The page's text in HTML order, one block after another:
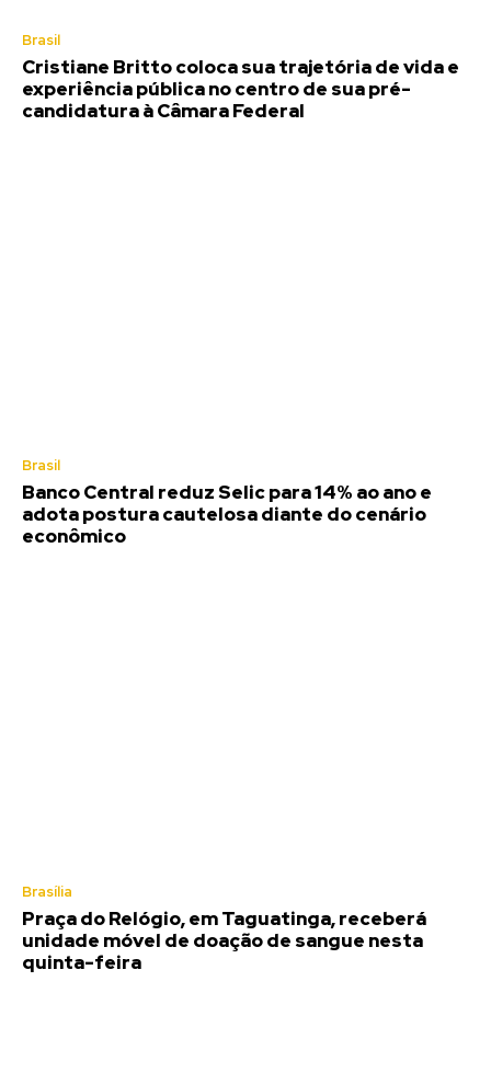
Brasil
Cristiane Britto coloca sua trajetória de vida e
experiência pública no centro de sua pré-
candidatura à Câmara Federal
Brasil
Banco Central reduz Selic para 14% ao ano e
adota postura cautelosa diante do cenário
econômico
Brasília
Praça do Relógio, em Taguatinga, receberá
unidade móvel de doação de sangue nesta
quinta-feira